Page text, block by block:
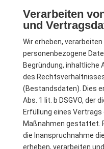
Verarbeiten
und
Wir erheben,
personenbezogene
Begründung, inhaltliche
des
(Bestandsdaten). Dies
Abs. 1 lit. b DSGVO, der
Erfüllung eines
Maßnahmen gestattet.
die Inanspruchnahme
erheben, verarbeiten